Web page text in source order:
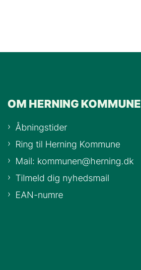
OM HERNING KOMMUNE
Åbningstider
Ring til Herning Kommune
Mail: kommunen@herning.dk
Tilmeld dig nyhedsmail
EAN-numre